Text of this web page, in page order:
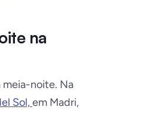
na
meia-noite. Na
Sol,em Madri,